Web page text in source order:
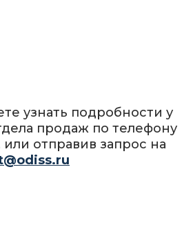
узнать подробности у
продаж по телефону
или отправив запрос на